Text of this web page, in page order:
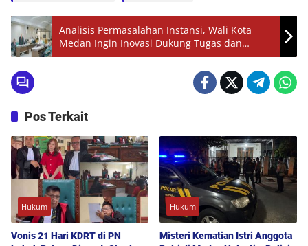
Analisis Permasalahan Instansi, Wali Kota
Medan Ingin Inovasi Dukung Tugas dan
Pelayanan Masyarakat
Pos Terkait
Hukum
Vonis 21 Hari KDRT di PN
Hukum
Misteri Kematian Istri Anggota